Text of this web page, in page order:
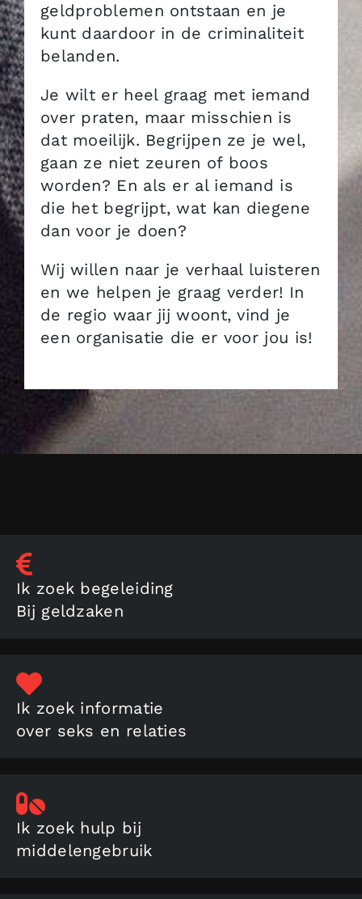
geldproblemen ontstaan en je
kunt daardoor in de criminaliteit
belanden.
Je wilt er heel graag met iemand
over praten, maar misschien is
dat moeilijk. Begrijpen ze je wel,
gaan ze niet zeuren of boos
worden? En als er al iemand is
die het begrijpt, wat kan diegene
dan voor je doen?
Wij willen naar je verhaal luisteren
en we helpen je graag verder! In
de regio waar jij woont, vind je
een organisatie die er voor jou is!
Ik zoek begeleiding
Bij geldzaken
Ik zoek informatie
over seks en relaties
Ik zoek hulp bij
middelengebruik